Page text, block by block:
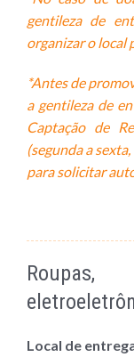
gentileza de
organizar o local
*Antes de
a gentileza de
Captação de
(segunda a
para solicitar
Roupas,
Local de